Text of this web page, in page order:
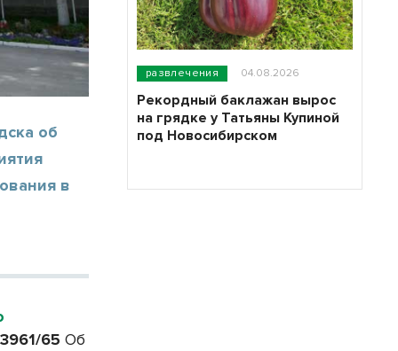
об
в
65Об
развлечения 04.08.2026
Рекордный баклажан вырос
на грядке у Татьяны Купиной
под Новосибирском